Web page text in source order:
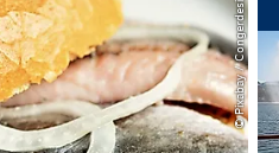
© Pixabay / Congerdesign